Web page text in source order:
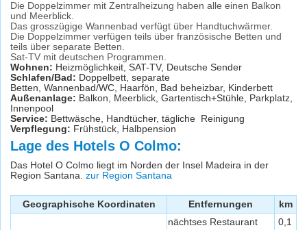
Die Doppelzimmer mit Zentralheizung haben alle einen Balkon
und Meerblick.
Das grosszügige Wannenbad verfügt über Handtuchwärmer.
Die Doppelzimmer verfügen teils über französische Betten und
teils über separate Betten.
Sat-TV mit deutschen Programmen.
Wohnen: Heizmöglichkeit, SAT-TV, Deutsche Sender
Schlafen/Bad: Doppelbett, separate
Betten, Wannenbad/WC, Haarfön, Bad beheizbar, Kinderbett
Außenanlage: Balkon, Meerblick, Gartentisch+Stühle, Parkplatz,
Innenpool
Service: Bettwäsche, Handtücher, tägliche Reinigung
Verpflegung: Frühstück, Halbpension
Lage des Hotels O Colmo:
Das Hotel O Colmo liegt im Norden der Insel Madeira in der
Region Santana. zur Region Santana
Geographische Koordinaten Entfernungen
km
nächtses Restaurant
0,1